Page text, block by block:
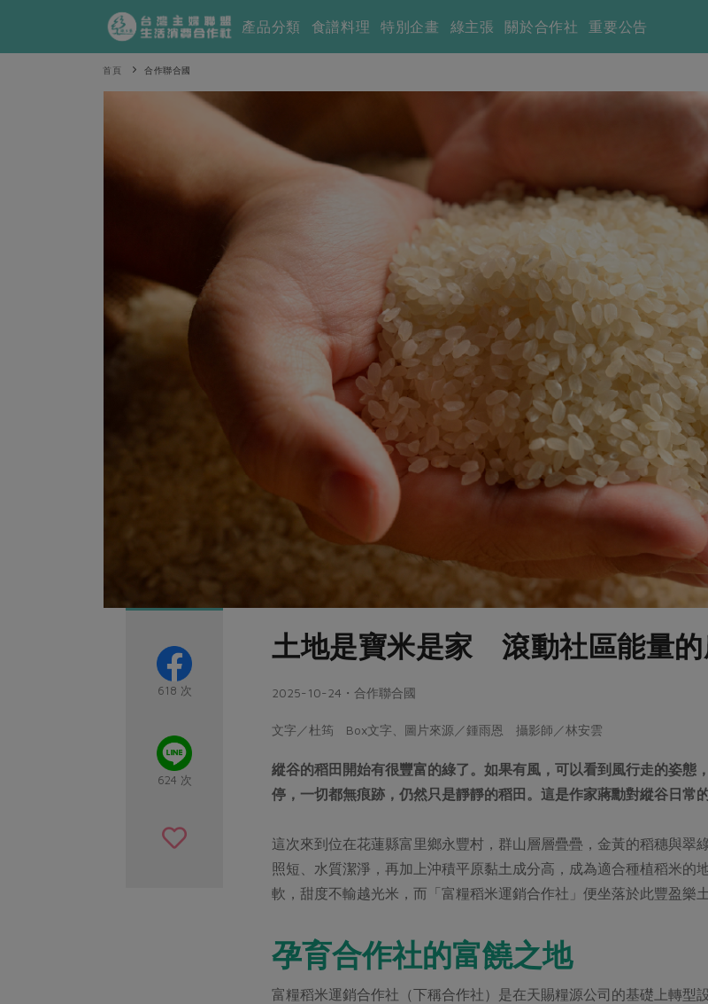
產品分類 食譜料理 特別企畫 綠主張 關於合作社 重要公告
首頁 合作聯合國
618 次
624 次
土地是寶米是家 滾動社區能量的
2025-10-24・合作聯合國
文字／杜筠 Box文字、圖片來源／鍾雨恩 攝影師／林安雲
縱谷的稻田開始有很豐富的綠了。如果有風，可以看到風行走的姿
停，一切都無痕跡，仍然只是靜靜的稻田。這是作家蔣勳對縱谷日常的
這次來到位在花蓮縣富里鄉永豐村，群山層層疊疊，金黃的稻穗與翠
照短、水質潔淨，再加上沖積平原黏土成分高，成為適合種植稻米的
軟，甜度不輸越光米，而「富糧稻米運銷合作社」便坐落於此豐盈樂土
孕育合作社的富饒之地
富糧稻米運銷合作社（下稱合作社）是在天賜糧源公司的基礎上轉型